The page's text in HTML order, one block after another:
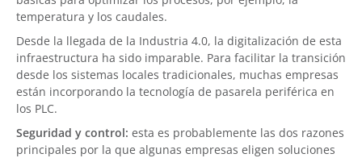
temperatura y los caudales.
Desde la llegada de la Industria 4.0, la digitalización de esta
infraestructura ha sido imparable. Para facilitar la transición
desde los sistemas locales tradicionales, muchas empresas
están incorporando la tecnología de pasarela periférica en
los PLC.
Seguridad y control: esta es probablemente las dos razones
principales por la que algunas empresas eligen soluciones